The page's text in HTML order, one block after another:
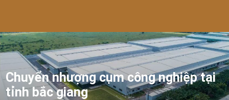
Chuyển nhượng cụm công nghiệp tại
tỉnh bắc giang